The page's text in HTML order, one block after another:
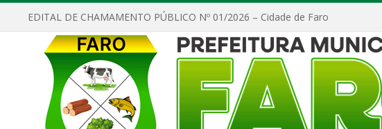
EDITAL DE CHAMAMENTO PÚBLICO Nº 01/2026 – Cidade de Faro